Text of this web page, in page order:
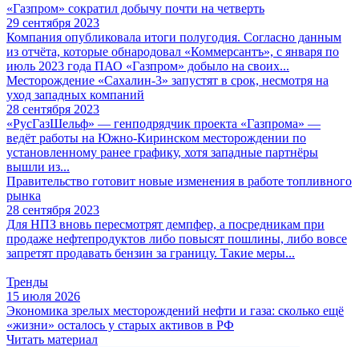
«Газпром» сократил добычу почти на четверть
29 сентября 2023
Компания опубликовала итоги полугодия. Согласно данным
из отчёта, которые обнародовал «Коммерсантъ», с января по
июль 2023 года ПАО «Газпром» добыло на своих...
Месторождение «Сахалин-3» запустят в срок, несмотря на
уход западных компаний
28 сентября 2023
«РусГазШельф» — генподрядчик проекта «Газпрома» —
ведёт работы на Южно-Киринском месторождении по
установленному ранее графику, хотя западные партнёры
вышли из...
Правительство готовит новые изменения в работе топливного
рынка
28 сентября 2023
Для НПЗ вновь пересмотрят демпфер, а посредникам при
продаже нефтепродуктов либо повысят пошлины, либо вовсе
запретят продавать бензин за границу. Такие меры...
Тренды
15 июля 2026
Экономика зрелых месторождений нефти и газа: сколько ещё
«жизни» осталось у старых активов в РФ
Читать материал